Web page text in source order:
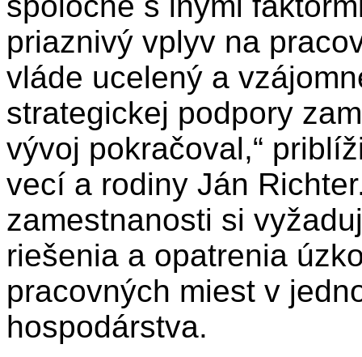
priaznivý vplyv na
vláde ucelený a
strategickej podpory
vývoj pokračoval,“
vecí a rodiny Ján
zamestnanosti si
riešenia a opatrenia
pracovných miest v
hospodárstva.